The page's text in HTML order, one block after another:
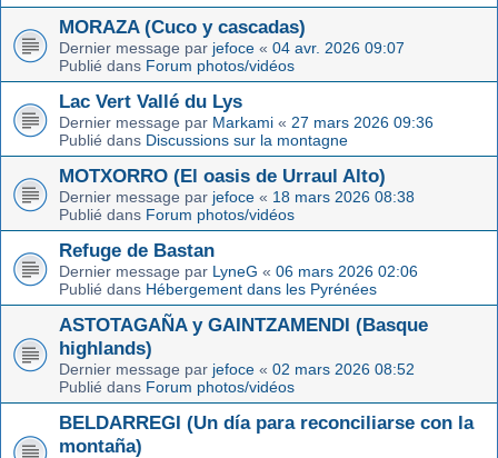
MORAZA (Cuco y cascadas)
Dernier message par jefoce « 04 avr. 2026 09:07
Publié dans Forum photos/vidéos
Lac Vert Vallé du Lys
Dernier message par Markami « 27 mars 2026 09:36
Publié dans Discussions sur la montagne
MOTXORRO (El oasis de Urraul Alto)
Dernier message par jefoce « 18 mars 2026 08:38
Publié dans Forum photos/vidéos
Refuge de Bastan
Dernier message par LyneG « 06 mars 2026 02:06
Publié dans Hébergement dans les Pyrénées
ASTOTAGAÑA y GAINTZAMENDI (Basque
highlands)
Dernier message par jefoce « 02 mars 2026 08:52
Publié dans Forum photos/vidéos
BELDARREGI (Un día para reconciliarse con la
montaña)